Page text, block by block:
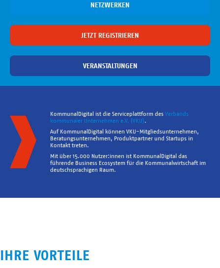
NETZWERKEN
JETZT REGISTRIEREN
VERANSTALTUNGEN
KommunalDigital ist die Serviceplattform des Verbands
kommunaler Unternehmen e.V. (VKU).
Auf KommunalDigital können VKU-Mitgliedsunternehmen,
Beratungsunternehmen, Produktpartner und Startups in
Kontakt treten.
Mit über 15.000 Nutzer:innen ist KommunalDigital das
führende Business Ecosystem für die Kommunalwirtschaft im
deutschsprachigen Raum.
IHRE VORTEILE